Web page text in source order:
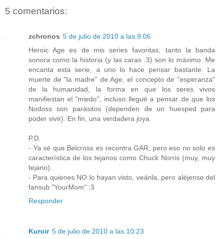
5 comentarios:
zchronos 5 de julio de 2010 a las 9:06
Heroic Age es de mis series favoritas, tanto la banda
sonora como la historia (y las caras :3) son lo máximo. Me
encanta esta serie, a uno lo hace pensar bastante. La
muerte de "la madre" de Age, el concepto de "esperanza"
de la humanidad, la forma en que los seres vivos
manifiestan el "miedo", incluso llegué a pensar de que los
Nodoss son parásitos (dependen de un huesped para
poder vivir). En fin, una verdadera joya.
P.D.
- Ya sé que Belcross es recontra GAR, pero eso no solo es
característica de los tejanos como Chuck Norris (muy, muy
tejano).
- Para quienes NO lo hayan visto, veánla, pero aléjense del
fansub "YourMom" :3
Responder
Kuroir 5 de julio de 2010 a las 10:23